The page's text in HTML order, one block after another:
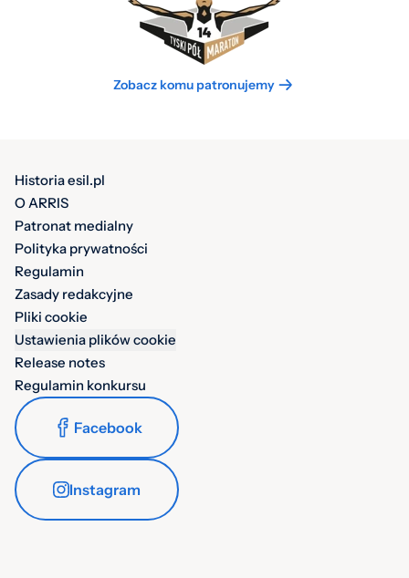
Zobacz komu patronujemy
Historia esil.pl
O ARRIS
Patronat medialny
Polityka prywatności
Regulamin
Zasady redakcyjne
Pliki cookie
Ustawienia plików cookie
Release notes
Regulamin konkursu
Facebook
Instagram